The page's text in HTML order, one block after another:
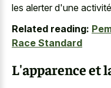
les alerter d'une
Related reading:
Race Standard
L'apparence et